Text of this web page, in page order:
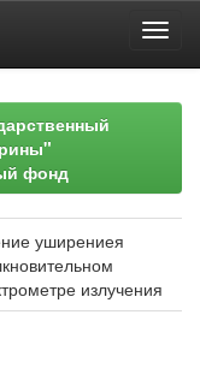
фонд
уширениея
излучения